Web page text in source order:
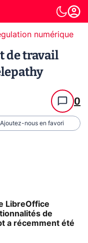
numérique
de travail
0
Ajoutez-nous en favori
LibreOffice
de
a récemment été